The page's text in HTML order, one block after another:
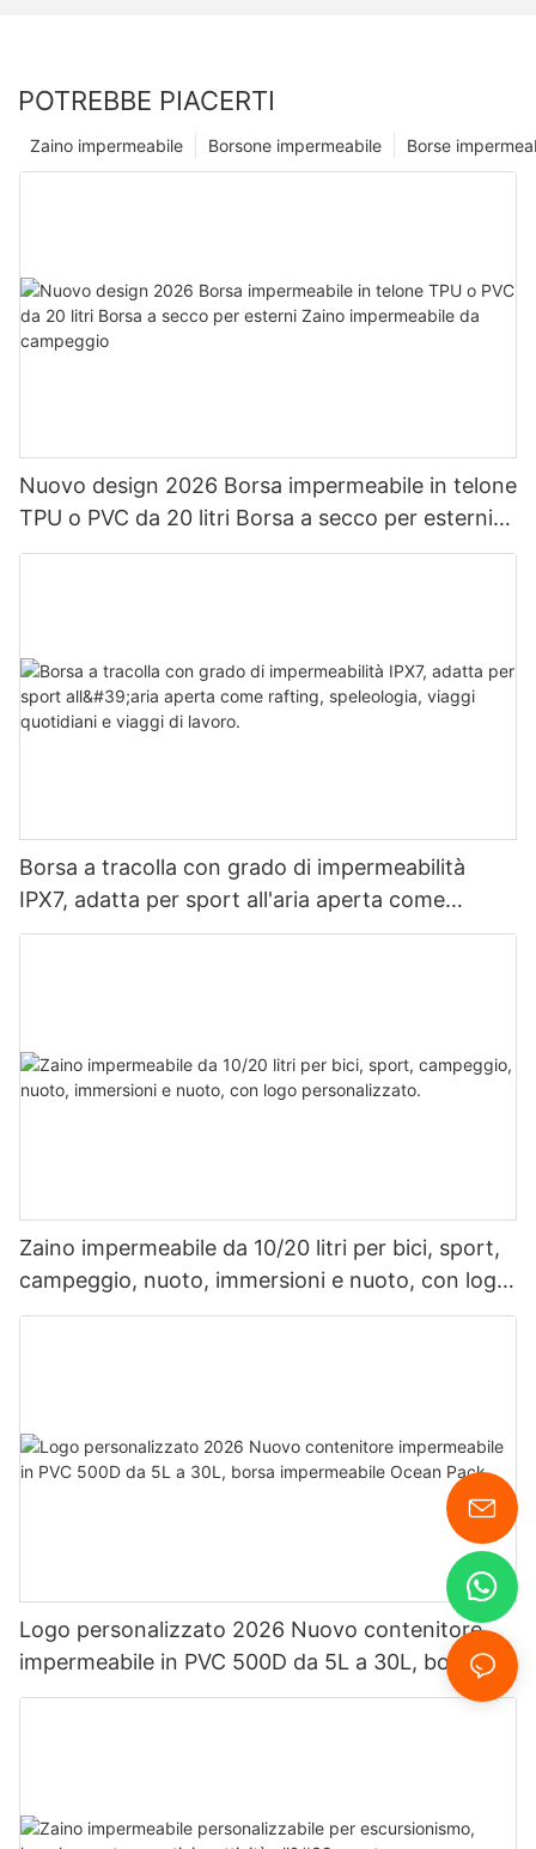
POTREBBE PIACERTI
Borse
Borsone impermeabile
Zaino impermeabile
Nuovo design 2026 Borsa impermeabile in telone
TPU o PVC da 20 litri Borsa a secco per esterni
Zaino impermeabile da campeggio
Borsa a tracolla con grado di impermeabilità
IPX7, adatta per sport all'aria aperta come
rafting, speleologia, viaggi quotidiani e viaggi di
Zaino impermeabile da 10/20 litri per bici, sport,
campeggio, nuoto, immersioni e nuoto, con logo
personalizzato.
Logo personalizzato 2026 Nuovo contenitore
impermeabile in PVC 500D da 5L a 30L, borsa
impermeabile Ocean Pack.